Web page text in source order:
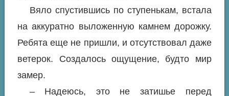
Вяло спустившись по ступенькам, встала
на аккуратно выложенную камнем дорожку.
Ребята еще не пришли, и отсутствовал даже
ветерок. Создалось ощущение, будто мир
замер.
– Надеюсь, это не затишье перед